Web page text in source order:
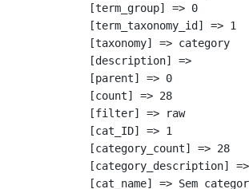
            [term_group] => 0
            [term_taxonomy_id] => 1
            [taxonomy] => category
            [description] =>
            [parent] => 0
            [count] => 28
            [filter] => raw
            [cat_ID] => 1
            [category_count] => 28
            [category_description] =>
[cat_name] => Sem